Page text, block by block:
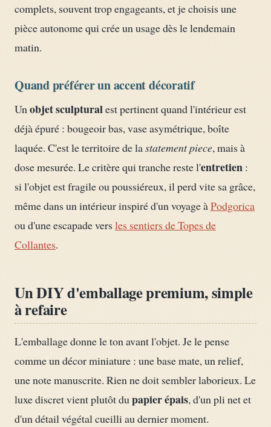
complets, souvent trop engageants, et je choisis une
pièce autonome qui crée un usage dès le lendemain
matin.
Quand préférer un accent décoratif
Un objet sculpturalest pertinent quand l'intérieur est
déjà épuré : bougeoir bas, vase asymétrique, boîte
laquée. C'est le territoire de lastatement piece, mais à
dose mesurée. Le critère qui tranche reste l'entretien :
si l'objet est fragile ou poussiéreux, il perd vite sa grâce,
même dans un intérieur inspiré d'un voyage àPodgorica
ou d'une escapade versles sentiers de Topes de
Collantes.
Un DIY d'emballage premium, simple
à refaire
L'emballage donne le ton avant l'objet. Je le pense
comme un décor miniature : une base mate, un relief,
une note manuscrite. Rien ne doit sembler laborieux. Le
luxe discret vient plutôt dupapier épais, d'un pli net et
d'un détail végétal cueilli au dernier moment.